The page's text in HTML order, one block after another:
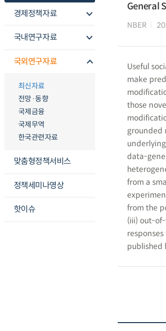
경제정책자료
국내연구자료
국외연구자료
최신자료
전망·동향
국제금융
국제무역
한국관련자료
맞춤형정책서비스
정책세미나영상
핫이슈
General
NBER
Useful
make
those
grounded
data-
from a
from the
(iii) out-
published